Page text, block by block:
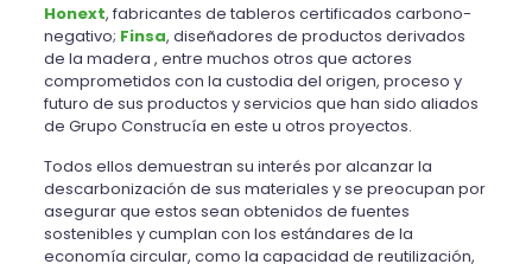
Honext, fabricantes de tableros certificados carbono-
negativo; Finsa, diseñadores de productos derivados
de la madera , entre muchos otros que actores
comprometidos con la custodia del origen, proceso y
futuro de sus productos y servicios que han sido aliados
de Grupo Construcía en este u otros proyectos.
Todos ellos demuestran su interés por alcanzar la
descarbonización de sus materiales y se preocupan por
asegurar que estos sean obtenidos de fuentes
sostenibles y cumplan con los estándares de la
economía circular, como la capacidad de reutilización,